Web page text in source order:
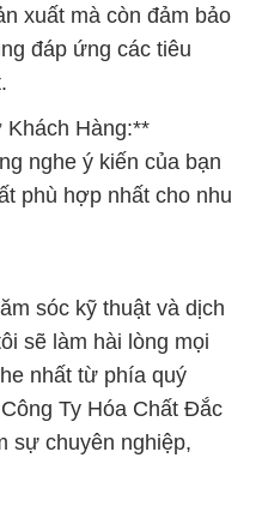
xuất mà còn đảm bảo
đáp ứng các tiêu
Hàng:**
nghe ý kiến của bạn
phù hợp nhất cho nhu
sóc kỹ thuật và dịch
sẽ làm hài lòng mọi
nhất từ phía quý
Ty Hóa Chất Đắc
sự chuyên nghiệp,